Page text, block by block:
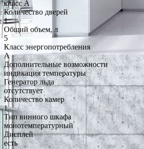
класс A
Количество дверей
1
Общий объем, л
5
Класс энергопотребления
A
Дополнительные возможности
индикация температуры
Генератор льда
отсутствует
Количество камер
1
Тип винного шкафа
монотемпературный
Дисплей
есть